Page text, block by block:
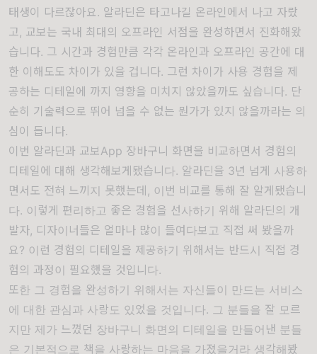
태생이 다르잖아요. 알라딘은 타고나길 온라인에서 나고 자랐
고, 교보는 국내 최대의 오프라인 서점을 완성하면서 진화해왔
습니다. 그 시간과 경험만큼 각각 온라인과 오프라인 공간에 대
한 이해도도 차이가 있을 겁니다. 그런 차이가 사용 경험을 제
공하는 디테일에 까지 영향을 미치지 않았을까도 싶습니다. 단
순히 기술력으로 뛰어 넘을 수 없는 뭔가가 있지 않을까라는 의
심이 듭니다.
이번 알라딘과 교보App 장바구니 화면을 비교하면서 경험의
디테일에 대해 생각해보게됐습니다. 알라딘을 3년 넘게 사용하
면서도 전혀 느끼지 못했는데, 이번 비교를 통해 잘 알게됐습니
다. 이렇게 편리하고 좋은 경험을 선사하기 위해 알라딘의 개
발자, 디자이너들은 얼마나 많이 들여다보고 직접 써 봤을까
요? 이런 경험의 디테일을 제공하기 위해서는 반드시 직접 경
험의 과정이 필요했을 것입니다.
또한 그 경험을 완성하기 위해서는 자신들이 만드는 서비스
에 대한 관심과 사랑도 있었을 것입니다. 그 분들을 잘 모르
지만 제가 느꼈던 장바구니 화면의 디테일을 만들어낸 분들
은 기본적으로 책을 사랑하는 마음을 가졌을거라 생각해봤